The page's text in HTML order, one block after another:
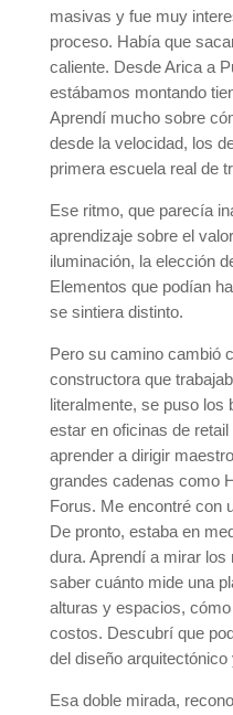
masivas y fue muy
proceso. Había que
caliente. Desde Arica a
estábamos montando
Aprendí mucho sobre
desde la velocidad, los
primera escuela real de
Ese ritmo, que parecía
aprendizaje sobre el
iluminación, la elección
Elementos que podían
se sintiera distinto.
Pero su camino cambió
constructora que
literalmente, se puso los
estar en oficinas de
aprender a dirigir
grandes cadenas como
Forus. Me encontré con
De pronto, estaba en
dura. Aprendí a mirar
saber cuánto mide una
alturas y espacios,
costos. Descubrí que
del diseño
Esa doble mirada,